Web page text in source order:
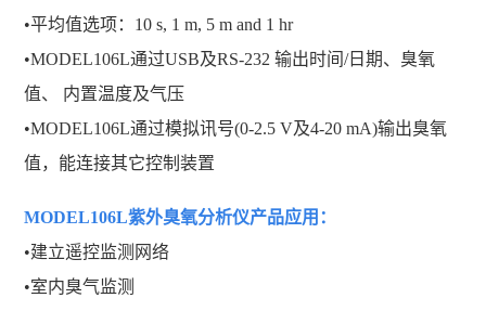
•平均值选项：10 s, 1 m, 5 m and 1 hr
•MODEL106L通过USB及RS-232 输出时间/日期、臭氧
值、 内置温度及气压
•MODEL106L通过模拟讯号(0-2.5 V及4-20 mA)输出臭氧
值，能连接其它控制装置
MODEL106L紫外臭氧分析仪产品应用：
•建立遥控监测网络
•室内臭气监测